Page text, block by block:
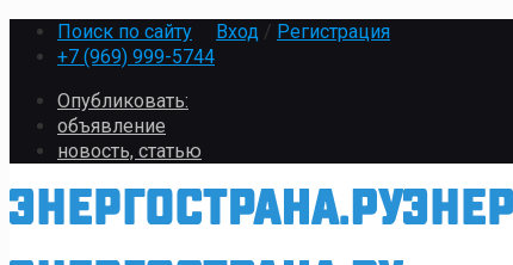
Поиск по сайту Вход / Регистрация
+7 (969) 999-5744
Опубликовать:
объявление
новость, статью